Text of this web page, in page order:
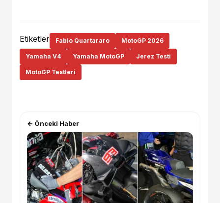
Etiketler Fabio Quartararo MotoGP 2026
Yamaha V4 Yamaha MotoGP Jerez Testi
MotoGP Testleri
← Önceki Haber